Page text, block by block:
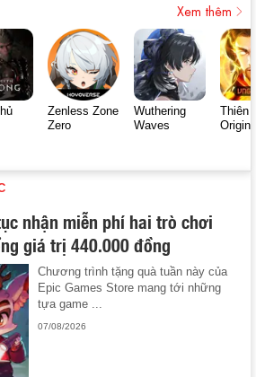
Xem thêm
Zenless Zone
Zero
Wuthering
Waves
Thiên
Origin
nhận miễn phí hai trò chơi
giá trị 440.000 đồng
Chương trình tặng quà tuần này của
Epic Games Store mang tới những
tựa game ...
07/08/2026